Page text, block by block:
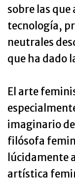
sobre las que
tecnología,
neutrales
que ha dado
El arte
imaginario
filósofa
lúcidamente
artística